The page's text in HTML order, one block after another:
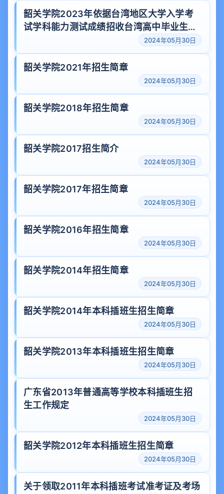
韶关学院2023年依据台湾地区大学入学考
试学科能力测试成绩招收台湾高中毕业生免
2024年05月30日
韶关学院2021年招生简章
2024年05月30日
韶关学院2018年招生简章
2024年05月30日
韶关学院2017招生简介
2024年05月30日
韶关学院2017年招生简章
2024年05月30日
韶关学院2016年招生简章
2024年05月30日
韶关学院2014年招生简章
2024年05月30日
韶关学院2014年本科插班生招生简章
2024年05月30日
韶关学院2013年本科插班生招生简章
2024年05月30日
广东省2013年普通高等学校本科插班生招
生工作规定
2024年05月30日
韶关学院2012年本科插班生招生简章
2024年05月30日
关于领取2011年本科插班考试准考证及考场